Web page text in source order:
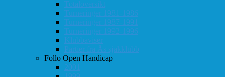
Totaloversikt
Turneringer 1981-1986
Turneringer 1987-1991
Turneringer 1992-1996
Klubbaviser
Partier fra Ås sjakklubb
Follo Open Handicap
2001